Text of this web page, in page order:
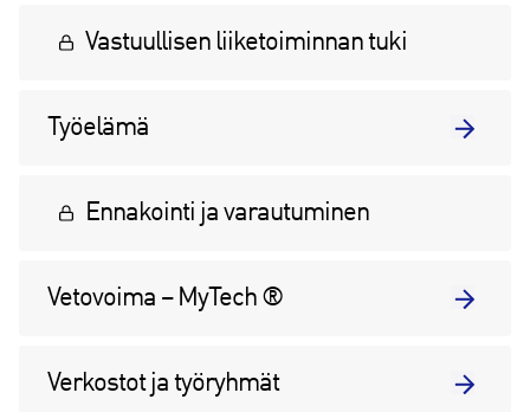
Vastuullisen liiketoiminnan tuki
Työelämä
Ennakointi ja varautuminen
Vetovoima – MyTech ®
Verkostot ja työryhmät